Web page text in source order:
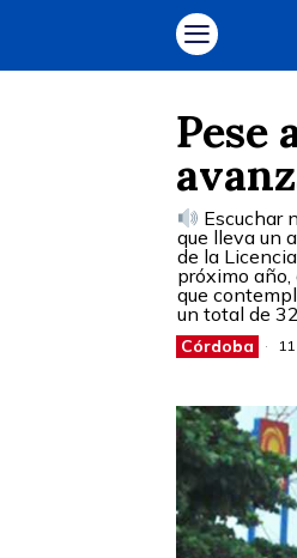
Pese
Escuchar
que lleva un
de la
próximo año,
que
un total de
Córdoba